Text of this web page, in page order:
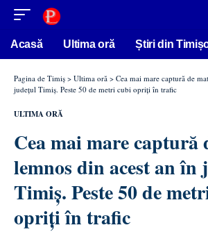
conținut
Acasă Ultima oră Știri din
Pagina de Timiș > Ultima oră > Cea mai mare captură de
județul Timiș. Peste 50 de metri cubi opriți în trafic
ULTIMA ORĂ
Cea mai mare captură
lemnos din acest an în
Timiș. Peste 50 de
opriți în trafic